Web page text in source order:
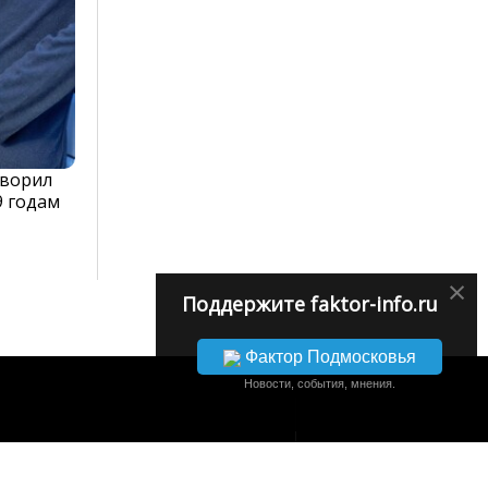
×
Поддержите faktor-info.ru
Фактор Подмосковья
Новости, события, мнения.
годам